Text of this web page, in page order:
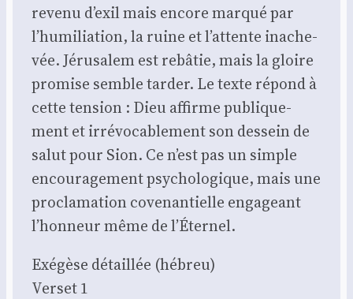
reve­nu d’exil mais encore mar­qué par
l’humiliation, la ruine et l’attente inache­
vée. Jéru­sa­lem est rebâ­tie, mais la gloire
pro­mise semble tar­der. Le texte répond à
cette ten­sion : Dieu affirme publi­que­
ment et irré­vo­ca­ble­ment son des­sein de
salut pour Sion. Ce n’est pas un simple
encou­ra­ge­ment psy­cho­lo­gique, mais une
pro­cla­ma­tion cove­nan­tielle enga­geant
l’honneur même de l’Éternel.
Exé­gèse détaillée (hébreu)
Ver­set 1